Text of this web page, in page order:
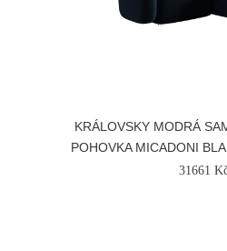
KRÁLOVSKY MODRÁ
POHOVKA MICADONI
31661